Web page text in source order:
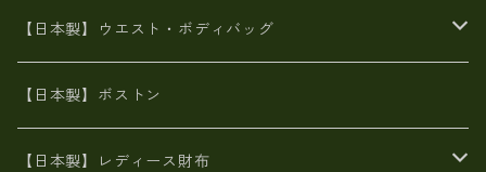
豊岡製
Ａ3サイズ
オイルレザー
エナメル
がま口
リネン
6号蝋引き帆布
火山灰染めバッグ
8号帆布
財布ポシェット
牛革
オイルレザー
帆布
豊岡
豊岡製
牛革
日本製
【日本製】ウエスト・ボディバッグ
帆布
【日本製】ボストン
【日本製】レディース財布